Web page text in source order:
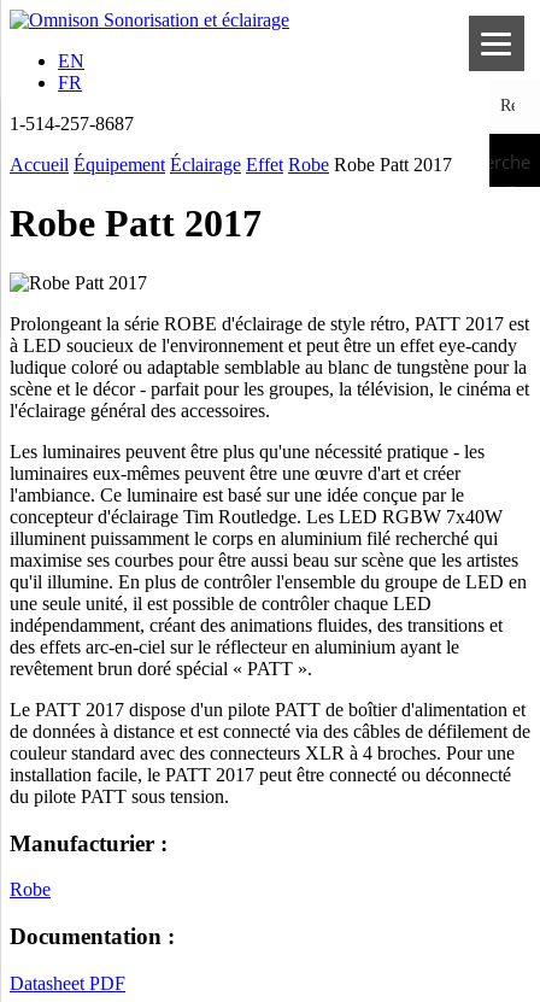
EN
FR
1-514-257-8687
Recherche
Accueil Équipement Éclairage Effet Robe Robe Patt 2017
Robe Patt 2017
Prolongeant la série ROBE d'éclairage de style rétro, PATT 2017 est
à LED soucieux de l'environnement et peut être un effet eye-candy
ludique coloré ou adaptable semblable au blanc de tungstène pour la
scène et le décor - parfait pour les groupes, la télévision, le cinéma et
l'éclairage général des accessoires.
Les luminaires peuvent être plus qu'une nécessité pratique - les
luminaires eux-mêmes peuvent être une œuvre d'art et créer
l'ambiance. Ce luminaire est basé sur une idée conçue par le
concepteur d'éclairage Tim Routledge. Les LED RGBW 7x40W
illuminent puissamment le corps en aluminium filé recherché qui
maximise ses courbes pour être aussi beau sur scène que les artistes
qu'il illumine. En plus de contrôler l'ensemble du groupe de LED en
une seule unité, il est possible de contrôler chaque LED
indépendamment, créant des animations fluides, des transitions et
des effets arc-en-ciel sur le réflecteur en aluminium ayant le
revêtement brun doré spécial « PATT ».
Le PATT 2017 dispose d'un pilote PATT de boîtier d'alimentation et
de données à distance et est connecté via des câbles de défilement de
couleur standard avec des connecteurs XLR à 4 broches. Pour une
installation facile, le PATT 2017 peut être connecté ou déconnecté
du pilote PATT sous tension.
Manufacturier :
Robe
Documentation :
Datasheet PDF